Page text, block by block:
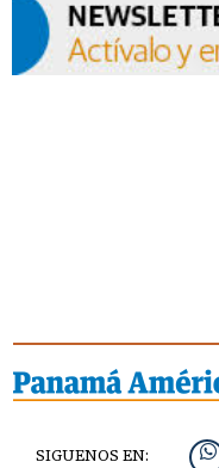
SIGUENOS EN: